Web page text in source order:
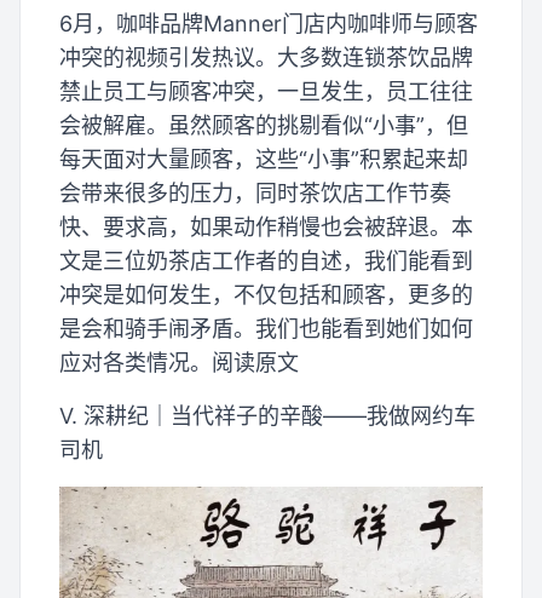
6月，咖啡品牌Manner门店内咖啡师与顾客
冲突的视频引发热议。大多数连锁茶饮品牌
禁止员工与顾客冲突，一旦发生，员工往往
会被解雇。虽然顾客的挑剔看似“小事”，但
每天面对大量顾客，这些“小事”积累起来却
会带来很多的压力，同时茶饮店工作节奏
快、要求高，如果动作稍慢也会被辞退。本
文是三位奶茶店工作者的自述，我们能看到
冲突是如何发生，不仅包括和顾客，更多的
是会和骑手闹矛盾。我们也能看到她们如何
应对各类情况。阅读原文
V. 深耕纪｜当代祥子的辛酸——我做网约车
司机